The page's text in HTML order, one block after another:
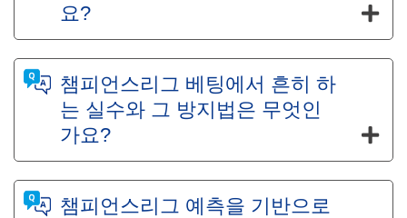
요?
챔피언스리그 베팅에서 흔히 하
는 실수와 그 방지법은 무엇인
가요?
챔피언스리그 예측을 기반으로